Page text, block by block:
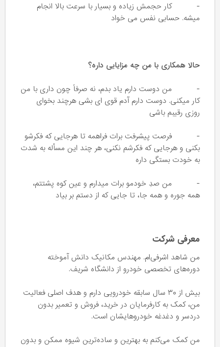
- کار حجمش زیاده و بسیار با سرعت بالا انجام
میشه. حسابی نفس می خواد
حالا همکاری با من چه مزایایی داره؟
- من دوست دارم یاد بدم، نه صرفاً چون داری با من
کار میکنی. دوست دارم آدم قوی ای بشی هرچند بخوای
روزی رقیبم باشی
- فرصت پیشرفت برات فراهمه تا هرجایی که فکرشو
بکنی و هرجایی که فکرشم نکنی، هر چند این مسأله به شدت
به خودت بستگی داره
- من صدِ خودمو برات میدارم و عین کوه پشتتم،
همه جوره و همه جا، تا جایی که از دستم بر بیاد
معرفی شرکت
من شاهد اشرفی‌ام. مهندس مکانیک دانش آموخته
دوره‌های تخصصی خودرو از دانشگاه شریف.
بیش از ۳۰ سال سابقه خودرویی دارم و هدف اصلی فعالیت
من، کمک به کارفرمایان در خرید، فروش و تعمیر بدون
دردسر و دغدغه خودروهایشان است.
من کمک می‌کنم به بهترین و ساده‌ترین شیوه ممکن و بدون